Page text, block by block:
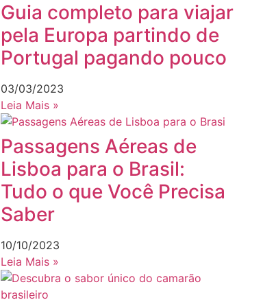
Guia completo para viajar
pela Europa partindo de
Portugal pagando pouco
03/03/2023
Leia Mais »
Passagens Aéreas de
Lisboa para o Brasil:
Tudo o que Você Precisa
Saber
10/10/2023
Leia Mais »